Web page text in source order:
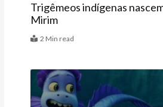
Trigêmeos indígenas
Mirim
2 Min read
Últimas